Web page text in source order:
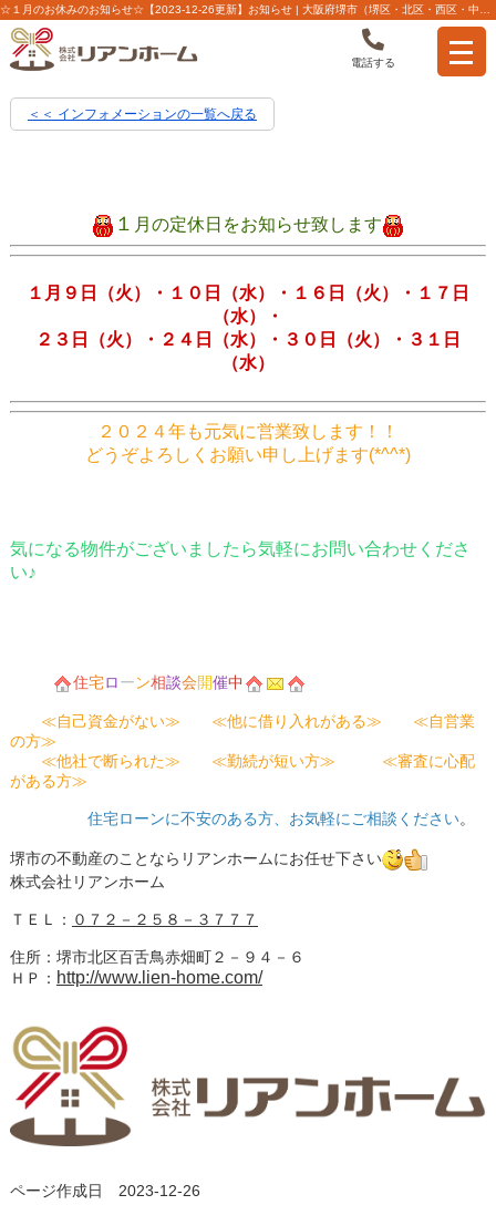
電話する
＜＜ インフォメーションの一覧へ戻る
１ 月の定休日をお知らせ致します
１月９日（火）・１０日（水）・１６日（火）・１７日
（水）・
２３日（火）・２４日（水）・３０日（火）・３１日
（水）
２０２４年も元気に営業致します！！
どうぞよろしくお願い申し上げます(*^^*)
気になる物件がございましたら気軽にお問い合わせくださ
い♪
住宅ローン相談会開催中
≪自己資金がない≫ ≪他に借り入れがある≫ ≪自営業
の方≫
≪他社で断られた≫ ≪勤続が短い方≫ ≪審査に心配
がある方≫
住宅ローンに不安のある方、お気軽にご相談ください。
堺市の不動産のことならリアンホームにお任せ下さい
株式会社リアンホーム
ＴＥＬ： ０７２－２５８－３７７７
住所：堺市北区百舌鳥赤畑町２－９４－６
ＨＰ： http://www.lien-home.com/
ページ作成日 2023-12-26